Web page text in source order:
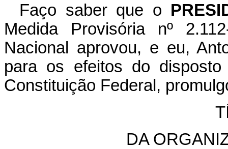
Faço saber que o
Medida Provisória nº
Nacional aprovou, e eu,
para os efeitos do
Constituição Federal,
DA